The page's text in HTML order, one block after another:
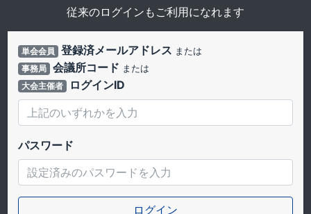
従来のログインもご利用になれます
単会会員 登録済メールアドレス または
事務局 会議所コード または
大会主催者 ログインID
パスワード